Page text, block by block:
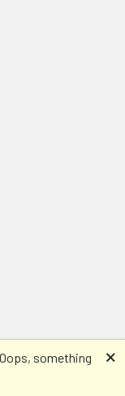
something
🗙